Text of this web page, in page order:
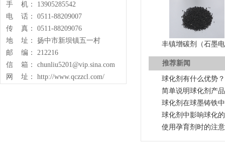
手 机： 13905285542
电 话： 0511-88209007
传 真： 0511-88209076
地 址： 扬中市新坝镇五一村
邮 编： 212216
信 箱： chunliu5201@vip.sina.com
网 址： http://www.qczzcl.com/
丰镇增碳剂（石墨
推荐新闻
球化剂有什么优势？
简单说明球化剂产
球化剂在球墨铸铁
球化剂中影响球化
使用孕育剂时的注